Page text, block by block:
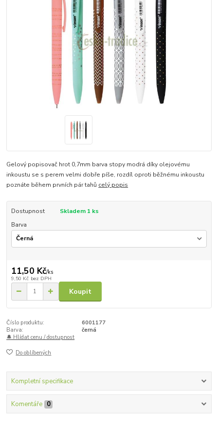
Gelový popisovač hrot 0,7mm barva stopy modrá díky olejovému
inkoustu se s perem velmi dobře píše, rozdíl oproti běžnému inkoustu
poznáte během prvních pár tahů celý popis
Dostupnost
Skladem 1 ks
Barva
11,50 Kč/ks
9,50 Kč bez DPH
Koupit
Číslo produktu:
6001177
Barva:
černá
🔔 Hlídat cenu / dostupnost
Do oblíbených
Kompletní specifikace
Komentáře 0